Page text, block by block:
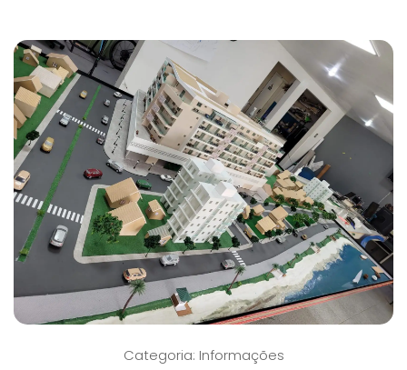
Categoria: Informações